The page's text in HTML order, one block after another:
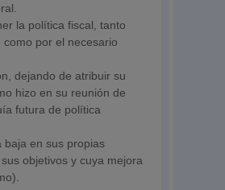
la política fiscal, tanto
por el necesario
dejando de atribuir su
hizo en su reunión de
futura de política
baja en sus propias
objetivos y cuya mejora